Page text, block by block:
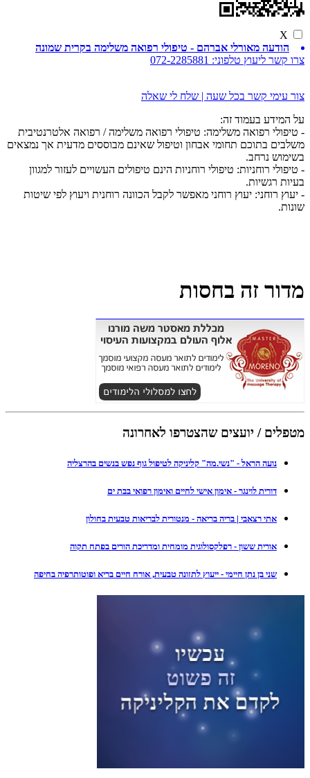
X
הודעה מאורלי אברהם - טיפולי רפואה משלימה בקרית שמונה
צרו קשר ליעוץ טלפוני: 072-2285881
צור עימי קשר בכל שעה | שלח לי שאלה
על המידע בעמוד זה:
- טיפולי רפואה משלימה: טיפולי רפואה משלימה / רפואה אלטרנטיבית
משלבים בתוכם תחומי אבחון וטיפול שאינם מבוססים מדעית אך נמצאים
בשימוש נרחב.
- טיפולי רוחניות: טיפולי רוחניות הינם טיפולים העשויים לעזור למגוון
בעיות רגשיות.
- יעוץ רוחני: יעוץ רוחני מאפשר לקבל הכוונה רוחנית ויעוץ לפי שיטות
שונות.
מדור זה בחסות
מטפלים / יועצים שהצטרפו לאחרונה
נועה הראל - "נשי.מה" קליניקה לטיפול גוף נפש בנשים בהרצליה
דורית לוינגר - אימון אישי לחיים ואימון רפואי בבת ים
אתי רצאבי | בריה בריאה - מנטורית לבריאות טבעית בחולון
אורית ששון - רפלקסולוגית מומחית ומדריכת הורים בפתח תקוה
שני בן נתן חיימי - ייעוץ לתזונה טבעית, אורח חיים בריא ופוטותרפיה בחיפה